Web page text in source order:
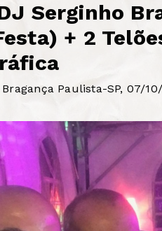
Serginho
+ 2
Paulista-SP, 07/